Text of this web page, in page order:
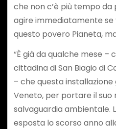
che non c’è più tempo
agire immediatamente se
questo povero Pianeta,
“È già da qualche mese
cittadina di San Biagio di
– che questa
Veneto, per portare il suo
salvaguardia ambientale.
esposta lo scorso anno